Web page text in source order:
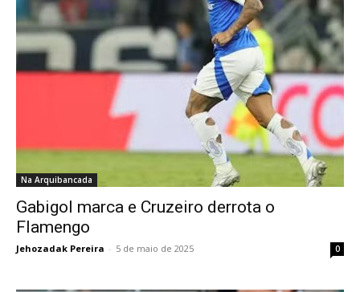
Na Arquibancada
Gabigol marca e Cruzeiro derrota o
Flamengo
Jehozadak Pereira - 5 de maio de 2025 0